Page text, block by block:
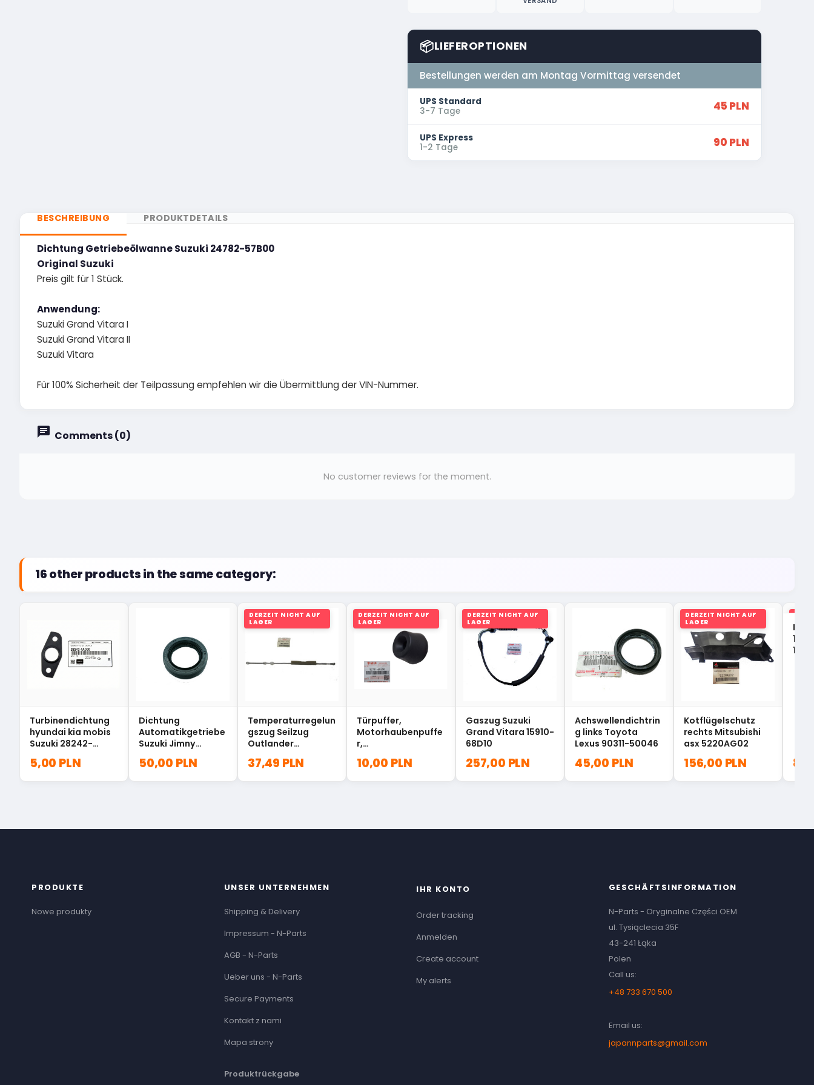
📦LIEFEROPTIONEN
Bestellungen werden am Montag Vormittag versendet
UPS Standard
3-7 Tage
45 PLN
UPS Express
1-2 Tage
90 PLN
BESCHREIBUNG PRODUKTDETAILS
Dichtung Getriebeölwanne Suzuki 24782-57B00
Original Suzuki
Preis gilt für 1 Stück.
Anwendung:
Suzuki Grand Vitara I
Suzuki Grand Vitara II
Suzuki Vitara
Für 100% Sicherheit der Teilpassung empfehlen wir die Übermittlung der VIN-Nummer.
Comments (0)
No customer reviews for the moment.
16 other products in the same category:
Turbinendichtung
hyundai kia mobis
Suzuki 28242-
5,00 PLN
Dichtung
Automatikgetriebe
Suzuki Jimny
50,00 PLN
DERZEIT NICHT AUF
LAGER
Temperaturregelun
gszug Seilzug
Outlander
37,49 PLN
DERZEIT NICHT AUF
LAGER
Türpuffer,
Motorhaubenpuffe
r,
puffer Suzuki 82711-
10,00 PLN
DERZEIT NICHT AUF
LAGER
Gaszug Suzuki
Grand Vitara 15910-
68D10
257,00 PLN
Achswellendichtrin
g links Toyota
Lexus 90311-50046
45,00 PLN
DERZEIT NICHT AUF
LAGER
Kotflügelschutz
rechts Mitsubishi
asx 5220AG02
156,00 PLN
1.0
PRODUKTE
Nowe produkty
UNSER UNTERNEHMEN
Shipping & Delivery
Impressum - N-Parts
AGB - N-Parts
Ueber uns - N-Parts
Secure Payments
Kontakt z nami
Mapa strony
Produktrückgabe
IHR KONTO
Order tracking
Anmelden
Create account
My alerts
GESCHÄFTSINFORMATION
N-Parts - Oryginalne Części OEM
ul. Tysiąclecia 35F
43-241 Łąka
Polen
Call us:
+48 733 670 500
Email us:
japannparts@gmail.com